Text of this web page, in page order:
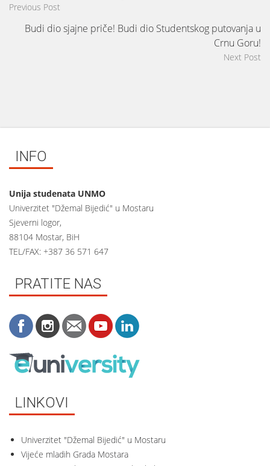
Previous Post
Budi dio sjajne priče! Budi dio Studentskog putovanja u
Crnu Goru!
Next Post
INFO
Unija studenata UNMO
Univerzitet "Džemal Bijedić" u Mostaru
Sjeverni logor,
88104 Mostar, BiH
TEL/FAX: +387 36 571 647
PRATITE NAS
LINKOVI
Univerzitet "Džemal Bijedić" u Mostaru
Vijeće mladih Grada Mostara